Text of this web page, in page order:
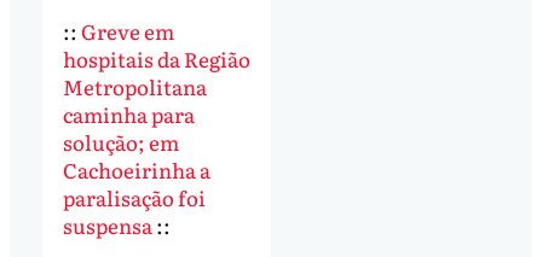
:: Greve em
hospitais da Região
Metropolitana
caminha para
solução; em
Cachoeirinha a
paralisação foi
suspensa::